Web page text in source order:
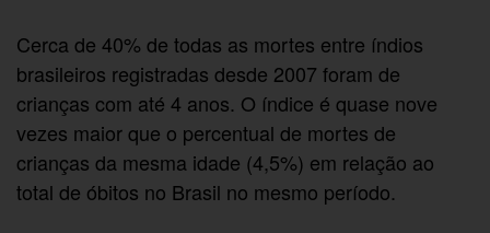
Cerca de 40% de todas as mortes entre índios
brasileiros registradas desde 2007 foram de
crianças com até 4 anos. O índice é quase nove
vezes maior que o percentual de mortes de
crianças da mesma idade (4,5%) em relação ao
total de óbitos no Brasil no mesmo período.